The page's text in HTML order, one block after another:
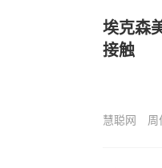
埃克森
接触
慧聪网 周